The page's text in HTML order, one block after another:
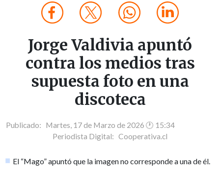
Jorge Valdivia apuntó
contra los medios tras
supuesta foto en una
discoteca
Publicado: Martes, 17 de Marzo de 2026 🕐 15:34
Periodista Digital: Cooperativa.cl
El “Mago” apuntó que la imagen no corresponde a una de él.